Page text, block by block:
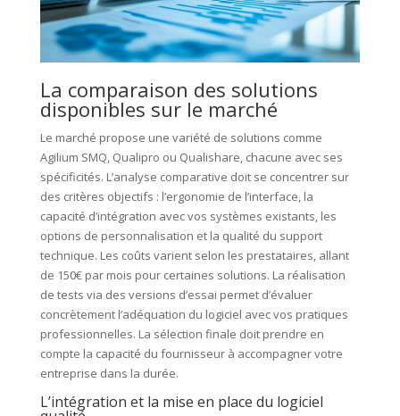
La comparaison des solutions
disponibles sur le marché
Le marché propose une variété de solutions comme
Agilium SMQ, Qualipro ou Qualishare, chacune avec ses
spécificités. L’analyse comparative doit se concentrer sur
des critères objectifs : l’ergonomie de l’interface, la
capacité d’intégration avec vos systèmes existants, les
options de personnalisation et la qualité du support
technique. Les coûts varient selon les prestataires, allant
de 150€ par mois pour certaines solutions. La réalisation
de tests via des versions d’essai permet d’évaluer
concrètement l’adéquation du logiciel avec vos pratiques
professionnelles. La sélection finale doit prendre en
compte la capacité du fournisseur à accompagner votre
entreprise dans la durée.
L’intégration et la mise en place du logiciel